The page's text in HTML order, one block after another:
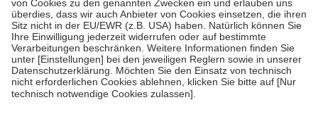
• Kindern und Jugendlichen bis zum vollendeten 18. Lebensjahr
mit Ausnahme der Fahrkosten
• Untersuchungen zur Vorsorge und Früherkennung, die von der
GKV getragen werden
• empfohlenen Schutzimpfungen
• Harn- und Blutteststreifen